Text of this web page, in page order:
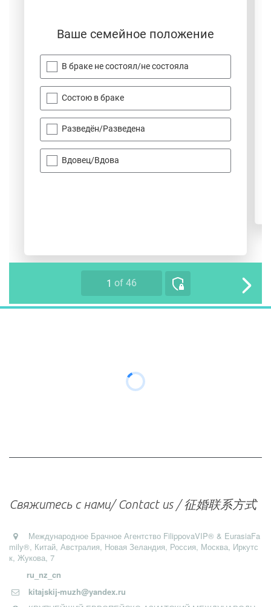
Свяжитесь с нами/ Contact us / 征婚联系方式
Международное Брачное Агентство FilippovaVIP® & EurasiaFa
mily®, Китай, Австралия, Новая Зеландия, Россия, Москва, Иркутс
к, Жукова, 7
ru_nz_cn
kitajskij-muzh@yandex.ru